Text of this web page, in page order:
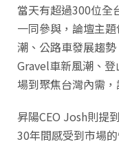
當天有超過300位全
一同參與，論壇主
潮、公路車發展趨
Gravel車新風潮、
場到聚焦台灣內需
昇陽CEO Josh則提
30年間感受到市場